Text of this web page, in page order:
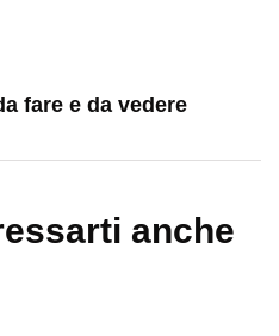
fare e da vedere
anche